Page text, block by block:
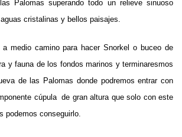
Palomas superando todo un relieve sinuoso
cristalinas y bellos paisajes.
a medio camino para hacer Snorkel o buceo de
y fauna de los fondos marinos y terminaresmos
de las Palomas donde podremos entrar con
cúpula de gran altura que solo con este
podemos conseguirlo.